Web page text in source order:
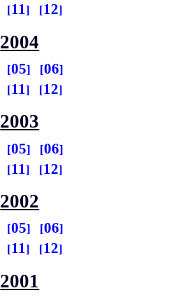
11 12
2004
05
06
11 12
2003
05
06
11 12
2002
05
06
11 12
2001